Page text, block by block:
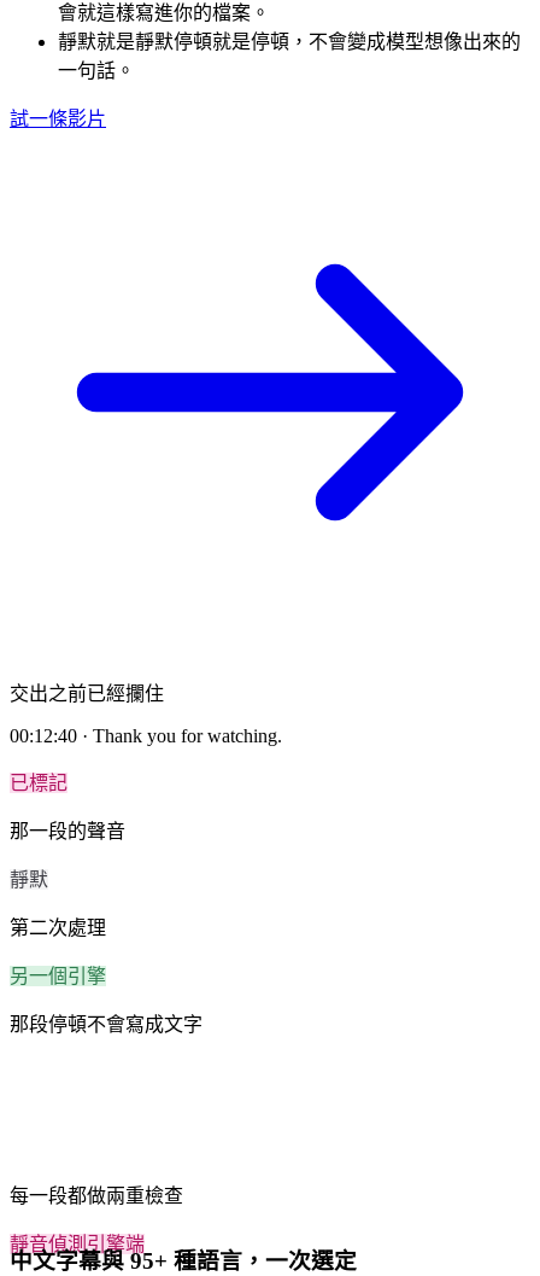
AI 轉寫＋時間軸對齊
00:14
呢個系列今日正式開賣，首批限量三百件。
00:22
價錢我哋壓到最低，全球包郵唔加運費。
會就這樣寫進你的檔案。
靜默就是靜默停頓就是停頓，不會變成模型想像出來的
一句話。
試一條影片
交出之前已經攔住
00:12:40 · Thank you for watching.
已標記
那一段的聲音
靜默
第二次處理
另一個引擎
那段停頓不會寫成文字
每一段都做兩重檢查
靜音偵測引擎端
中文字幕與 95+ 種語言，一次選定